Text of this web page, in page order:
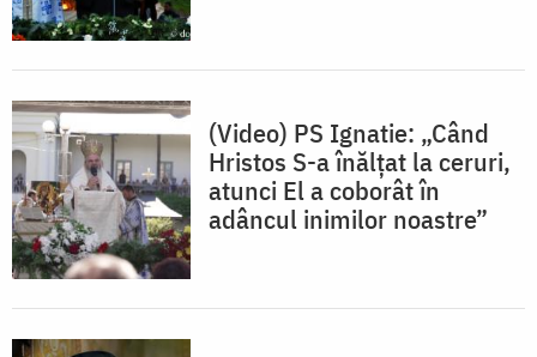
(Video) PS Ignatie: „Când
Hristos S-a înălțat la ceruri,
atunci El a coborât în
adâncul inimilor noastre”